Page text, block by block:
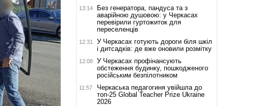
13:14
Без генератора, пандуса та з
аварійною душовою: у Черкасах
перевірили гуртожиток для
переселенців
12:31
У Черкасах готують дороги біля шкіл
і дитсадків: де вже оновили розмітку
12:08
У Черкасах профінансують
обстеження будинку, пошкодженого
російським безпілотником
11:57
Черкаська педагогиня увійшла до
топ-25 Global Teacher Prize Ukraine
2026